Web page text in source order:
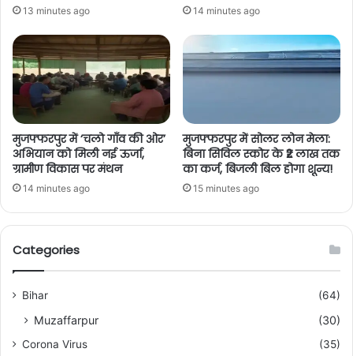
13 minutes ago 14 minutes ago
मुजफ्फरपुर में ‘चलो गाँव की ओर’
अभियान को मिली नई ऊर्जा,
ग्रामीण विकास पर मंथन
14 minutes ago
मुजफ्फरपुर में सोलर लोन मेला:
बिना सिविल स्कोर के ₹2 लाख तक
का कर्ज, बिजली बिल होगा शून्य!
15 minutes ago
Categories
Bihar (64)
Muzaffarpur (30)
Corona Virus
(35)